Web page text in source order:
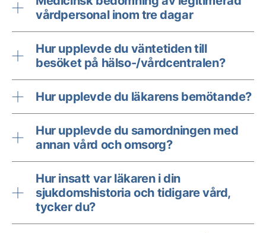
vårdpersonal inom tre dagar
Hur upplevde du väntetiden till
besöket på hälso-/vårdcentralen?
Hur upplevde du läkarens bemötande?
Hur upplevde du samordningen med
annan vård och omsorg?
Hur insatt var läkaren i din
sjukdomshistoria och tidigare vård,
tycker du?